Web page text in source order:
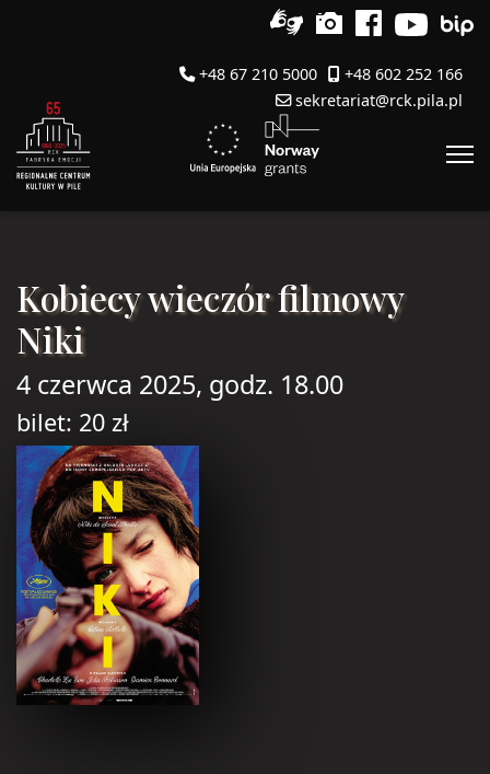
+48 67 210 5000
+48 602 252 166
sekretariat@rck.pila.pl
Kobiecy wieczór filmowy
Niki
4 czerwca 2025, godz. 18.00
bilet: 20 zł